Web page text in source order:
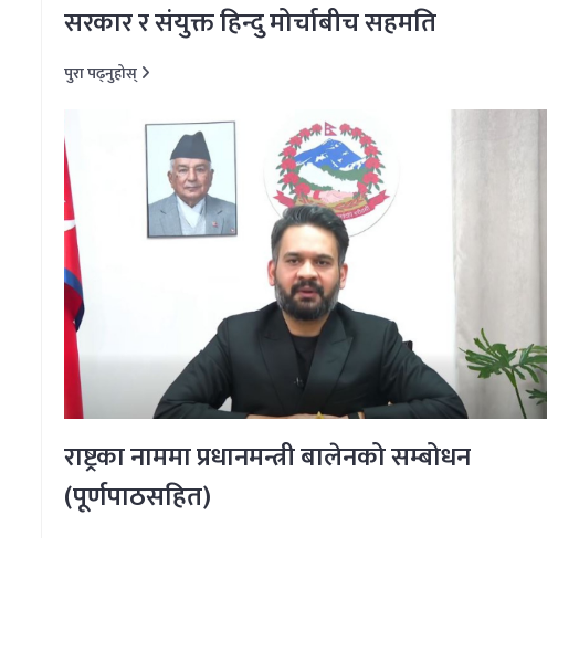
सरकार र संयुक्त हिन्दु मोर्चाबीच सहमति
पुरा पढ्नुहोस्
राष्ट्रका नाममा प्रधानमन्त्री बालेनको सम्बोधन
(पूर्णपाठसहित)